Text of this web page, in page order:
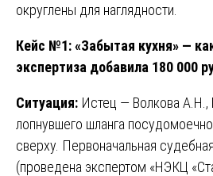
округлены для наглядности.
Кейс №1: «Забытая кухня» —
экспертиза добавила 180 000
Ситуация: Истец — Волкова А.Н.,
лопнувшего шланга
сверху. Первоначальная
(проведена экспертом «НЭКЦ